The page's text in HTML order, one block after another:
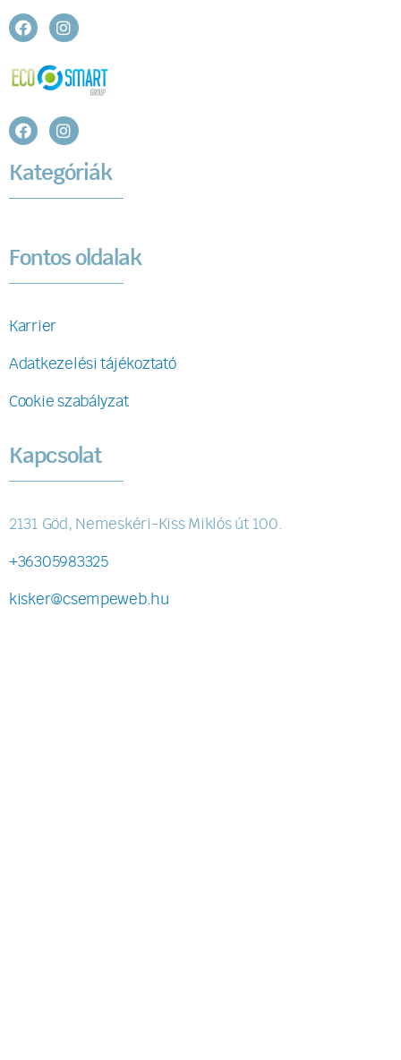
Kategóriák
Fontos oldalak
Karrier
Adatkezelési tájékoztató
Cookie szabályzat
Kapcsolat
2131 Göd, Nemeskéri-Kiss Miklós út 100.
+36305983325
kisker@csempeweb.hu